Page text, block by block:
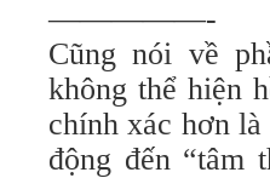
—————-
Cũng nói về
không thể hiện
chính xác hơn
động đến “tâm